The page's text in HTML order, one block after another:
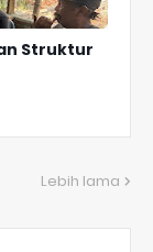
Struktur
Lebih lama